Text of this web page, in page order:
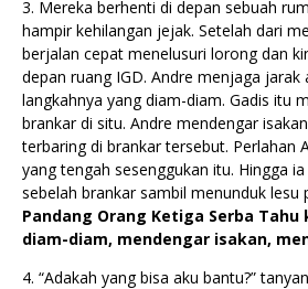
3. Mereka berhenti di depan sebuah
hampir kehilangan jejak. Setelah dari
berjalan cepat menelusuri lorong dan
depan ruang IGD. Andre menjaga jarak
langkahnya yang diam-diam. Gadis itu
brankar di situ. Andre mendengar
terbaring di brankar tersebut. Perlahan
yang tengah sesenggukan itu. Hingga
sebelah brankar sambil menunduk lesu
Pandang Orang Ketiga Serba Tahu
diam-diam, mendengar isakan,
4. “Adakah yang bisa aku bantu?”